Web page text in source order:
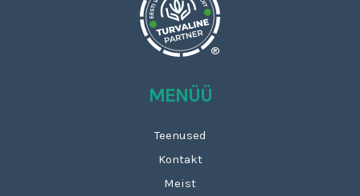
®
MENÜÜ
Teenused
Kontakt
Meist